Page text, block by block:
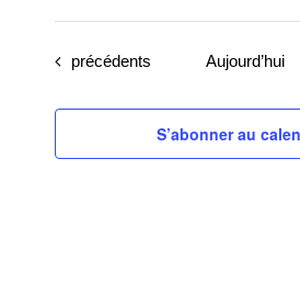
Sélectionnez
uneÉvènements
précédents Aujourd’hui
S’abonner au